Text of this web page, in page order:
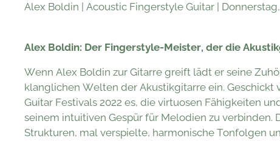
Alex Boldin | Acoustic Fingerstyle Guitar | Donnerstag,
Alex Boldin: Der Fingerstyle-Meister, der die
Wenn Alex Boldin zur Gitarre greift lädt er seine
klanglichen Welten der Akustikgitarre ein.
Guitar Festivals 2022 es, die virtuosen Fähigkeiten
seinem intuitiven Gespür für Melodien zu
Strukturen, mal verspielte, harmonische Tonfolgen